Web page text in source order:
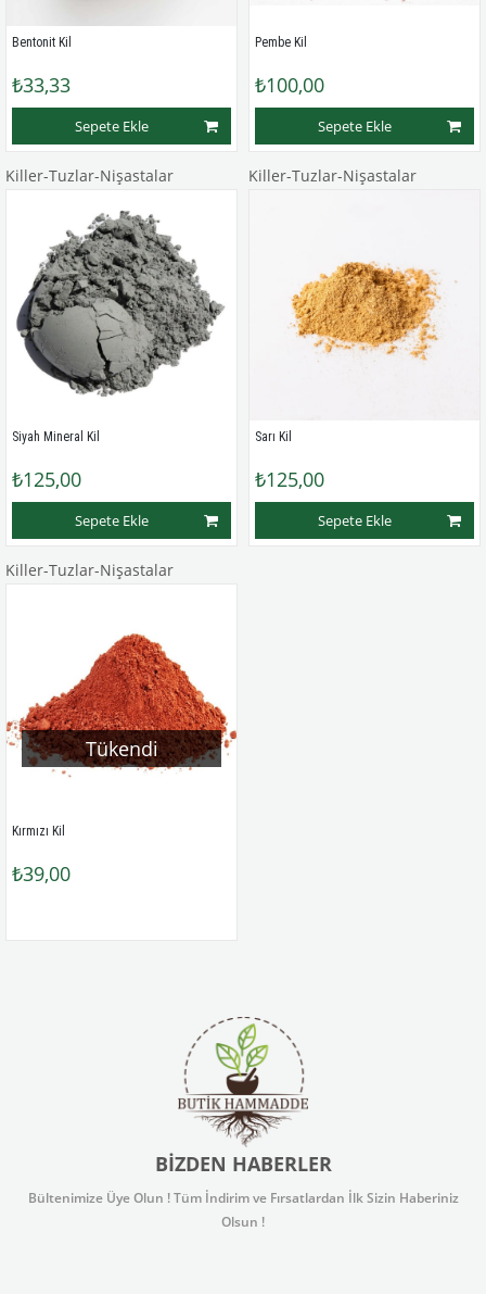
Bentonit Kil
₺33,33
Sepete Ekle
Pembe Kil
₺100,00
Sepete Ekle
Killer-Tuzlar-Nişastalar
Siyah Mineral Kil
₺125,00
Sepete Ekle
Killer-Tuzlar-Nişastalar
Sarı Kil
₺125,00
Sepete Ekle
Killer-Tuzlar-Nişastalar
Tükendi
Kırmızı Kil
₺39,00
BIZDEN HABERLER
Bültenimize Üye Olun ! Tüm İndirim ve Fırsatlardan İlk Sizin Haberiniz
Olsun !